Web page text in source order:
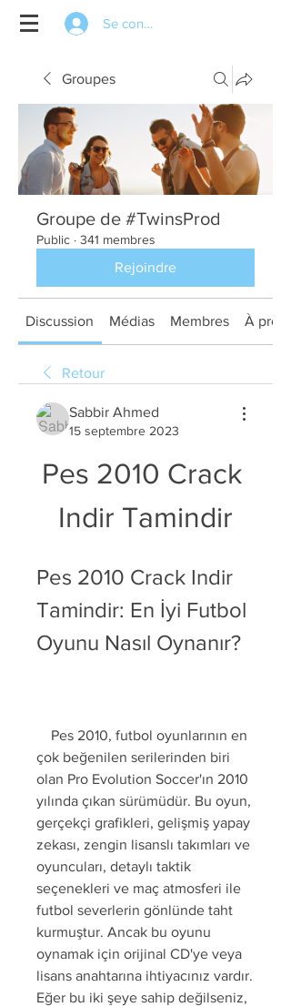
Se connecter
Groupes
Groupe de #TwinsProd
Public · 341 membres
Rejoindre
Discussion Médias Membres À
Retour
Sabbir Ahmed
15 septembre 2023
Pes 2010 Crack
Indir Tamindir
Pes 2010 Crack Indir
Tamindir: En İyi Futbol
Oyunu Nasıl Oynanır?
çok beğenilen serilerinden biri
olan Pro Evolution Soccer'ın 2010
yılında çıkan sürümüdür. Bu oyun,
gerçekçi grafikleri, gelişmiş yapay
zekası, zengin lisanslı takımları ve
oyuncuları, detaylı taktik
seçenekleri ve maç atmosferi ile
futbol severlerin gönlünde taht
kurmuştur. Ancak bu oyunu
oynamak için orijinal CD'ye veya
lisans anahtarına ihtiyacınız vardır.
Eğer bu iki şeye sahip değilseniz,